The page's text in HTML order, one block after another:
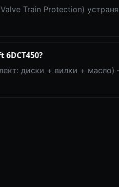
Train Protection)
диски + вилки +